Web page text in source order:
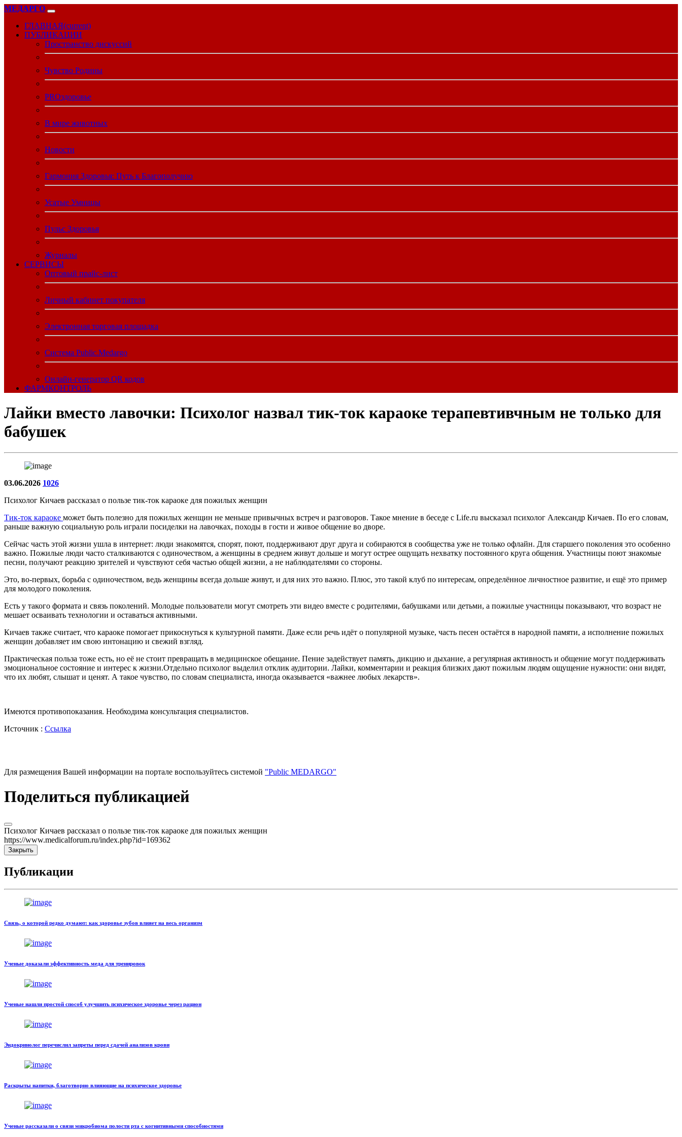
МЕДАРГО
ГЛАВНАЯ(current)
ПУБЛИКАЦИИ
Пространство дискуссий
Чувство Родины
PROздоровье
В мире животных
Новости
Гармония Здоровья: Путь к Благополучию
Усатые Умницы
Пульс Здоровья
Журналы
CЕРВИСЫ
Оптовый прайс-лист
Личный кабинет покупателя
Электронная торговая площадка
Система Public.Medargo
Онлайн-генератор QR кодов
ФАРМКОНТРОЛЬ
Лайки вместо лавочки: Психолог назвал тик-ток караоке терапевтивчным не только для
бабушек
03.06.2026 1026
Психолог Кичаев рассказал о пользе тик-ток караоке для пожилых женщин
Тик-ток караоке может быть полезно для пожилых женщин не меньше привычных встреч и разговоров. Такое мнение в беседе с Life.ru высказал психолог Александр Кичаев. По его словам,
раньше важную социальную роль играли посиделки на лавочках, походы в гости и живое общение во дворе.
Сейчас часть этой жизни ушла в интернет: люди знакомятся, спорят, поют, поддерживают друг друга и собираются в сообщества уже не только офлайн. Для старшего поколения это особенно
важно. Пожилые люди часто сталкиваются с одиночеством, а женщины в среднем живут дольше и могут острее ощущать нехватку постоянного круга общения. Участницы поют знакомые
песни, получают реакцию зрителей и чувствуют себя частью общей жизни, а не наблюдателями со стороны.
Это, во-первых, борьба с одиночеством, ведь женщины всегда дольше живут, и для них это важно. Плюс, это такой клуб по интересам, определённое личностное развитие, и ещё это пример
для молодого поколения.
Есть у такого формата и связь поколений. Молодые пользователи могут смотреть эти видео вместе с родителями, бабушками или детьми, а пожилые участницы показывают, что возраст не
мешает осваивать технологии и оставаться активными.
Кичаев также считает, что караоке помогает прикоснуться к культурной памяти. Даже если речь идёт о популярной музыке, часть песен остаётся в народной памяти, а исполнение пожилых
женщин добавляет им свою интонацию и свежий взгляд.
Практическая польза тоже есть, но её не стоит превращать в медицинское обещание. Пение задействует память, дикцию и дыхание, а регулярная активность и общение могут поддерживать
эмоциональное состояние и интерес к жизни.Отдельно психолог выделил отклик аудитории. Лайки, комментарии и реакция близких дают пожилым людям ощущение нужности: они видят,
что их любят, слышат и ценят. А такое чувство, по словам специалиста, иногда оказывается «важнее любых лекарств».
Имеются противопоказания. Необходима консультация специалистов.
Источник : Ссылка
Для размещения Вашей информации на портале воспользуйтесь системой "Public MEDARGO"
Поделиться публикацией
Психолог Кичаев рассказал о пользе тик-ток караоке для пожилых женщин
https://www.medicalforum.ru/index.php?id=169362
Закрыть
Публикации
Связь, о которой редко думают: как здоровье зубов влияет на весь организм
Ученые доказали эффективность меда для тренировок
Ученые нашли простой способ улучшить психическое здоровье через рацион
Эндокринолог перечислил запреты перед сдачей анализов крови
Раскрыты напитки, благотворно влияющие на психическое здоровье
Ученые рассказали о связи микробиома полости рта с когнитивными способностями